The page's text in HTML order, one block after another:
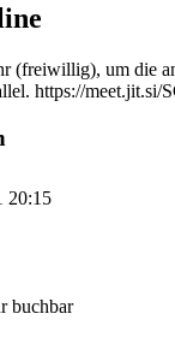
(freiwillig), um die
https://meet.jit.si/
20:15
buchbar